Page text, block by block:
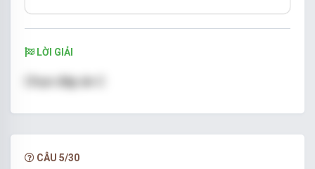
LỜI GIẢI
Chọn đáp án C
CÂU 5/30